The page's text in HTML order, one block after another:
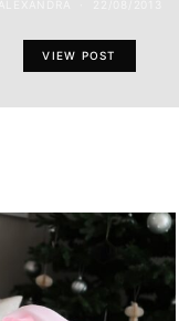
VIEW POST